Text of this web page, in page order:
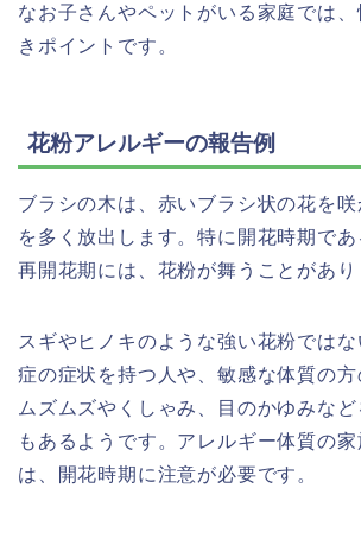
なお子さんやペットがいる家庭では
きポイントです。
花粉アレルギーの報告例
ブラシの木は、赤いブラシ状の花を
を多く放出します。特に開花時期で
再開花期には、花粉が舞うことがあり
スギやヒノキのような強い花粉では
症の症状を持つ人や、敏感な体質の
ムズムズやくしゃみ、目のかゆみなど
もあるようです。アレルギー体質の
は、開花時期に注意が必要です。